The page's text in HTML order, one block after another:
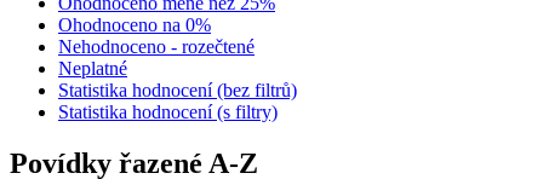
Ohodnoceno na 0%
Nehodnoceno - rozečtené
Neplatné
Statistika hodnocení (bez filtrů)
Statistika hodnocení (s filtry)
Povídky řazené A-Z